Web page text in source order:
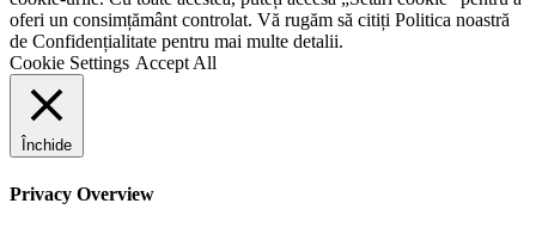
oferi un consimțământ controlat. Vă rugăm să citiți Politica noastră
de Confidențialitate pentru mai multe detalii.
Cookie Settings Accept All
Închide
Privacy Overview